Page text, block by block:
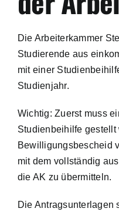
Die Arbeiterkammer
Studierende aus
mit einer
Studienjahr.
Wichtig: Zuerst muss
Studienbeihilfe gestellt
Bewilligungsbescheid
mit dem vollständig
die AK zu übermitteln.
Die Antragsunterlagen